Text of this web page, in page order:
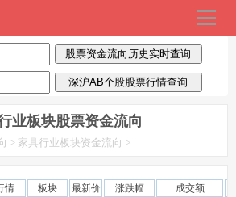
导
首页
板块行业资金
主力资金流向
业板块股票资金流向
> 家具行业板块资金流向 >
情 板块 最新价 涨跌幅
成交额